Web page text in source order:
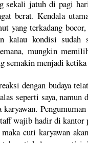
sekali jatuh di pagi
berat. Kendala
yang terkadang
kalau kondisi
mana, mungkin
semakin menjadi
dengan budaya
seperti saya, namun
karyawan. Peng
wajib hadir di kantor
cuti karyawan